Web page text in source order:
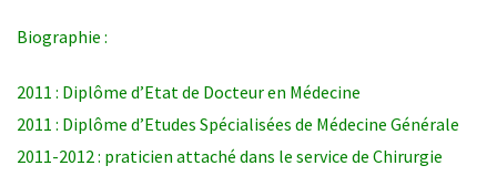
Biographie :
2011 : Diplôme d’Etat de Docteur en Médecine
2011 : Diplôme d’Etudes Spécialisées de Médecine Générale
2011-2012 : praticien attaché dans le service de Chirurgie